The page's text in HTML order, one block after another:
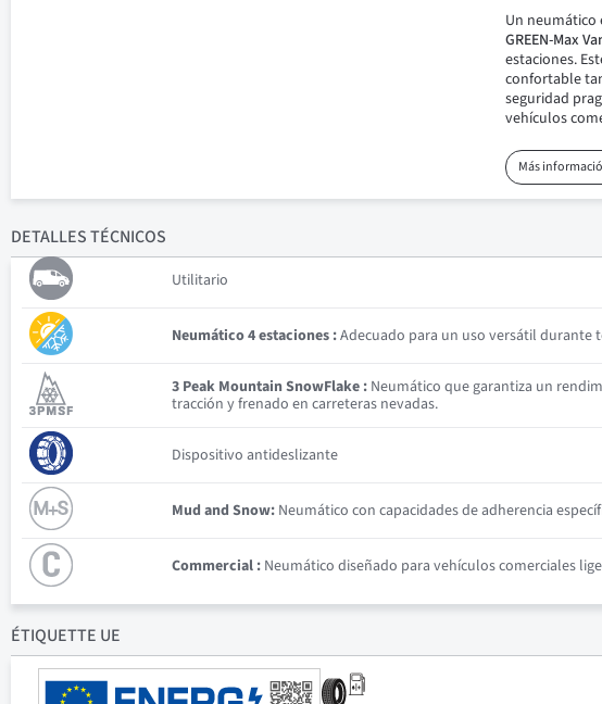
Un neumático
GREEN-Max
estaciones.
confortable
seguridad
vehículos
Más
DETALLESTÉCNICOS
Utilitario
Neumático 4 estaciones :Adecuado para un uso versátil durante
3 Peak Mountain SnowFlake : Neumático que garantiza un
tracción y frenado en carreteras nevadas.
Dispositivo antideslizante
Mud and Snow: Neumático con capacidades de adherencia
Commercial : Neumático diseñado para vehículos comerciales
ÉTIQUETTE UE